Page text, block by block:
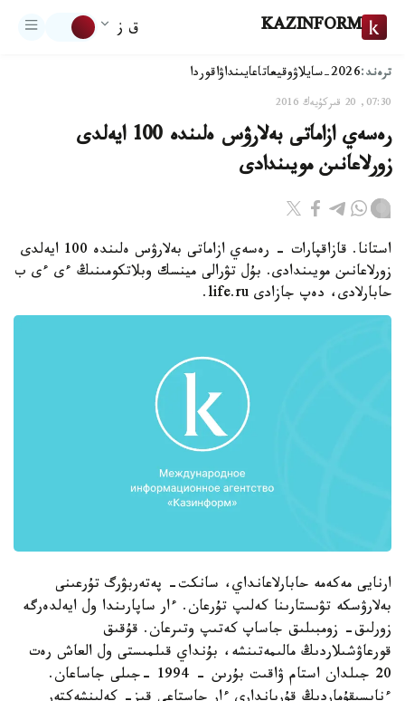
KAZINFORM ق ز
ترەند:2026-سايلاۋ وقيعاتاعايىنداۋاقوردا
07:30, 20 قىركۇيەك 2016
رەسەي ازاماتى بەلارۋس ەلىندە 100 ايەلدى
زورلاعانىن مويىندادى
استانا. قازاقپارات - رەسەي ازاماتى بەلارۋس ەلىندە 100 ايەلدى
زورلاعانىن مويىندادى. بۇل تۋرالى مينسك وبلاتكومىنىڭ ءى ءى ب
حابارلادى، دەپ جازادى life.ru.
ارنايى مەكەمە حابارلاعانداي، سانكت- پەتەربۋرگ تۇرعىنى
بەلارۋسكە تۋىستارىنا كەلىپ تۇرعان. ءار ساپارىندا ول ايەلدەرگە
زورلىق- زومبىلىق جاساپ كەتىپ وتىرعان. قۇقىق
قورعاۋشىلاردىڭ مالىمەتىنشە، بۇنداي قىلمىستى ول العاش رەت
20 جىلدان استام ۋاقىت بۇرىن - 1994 -جىلى جاساعان.